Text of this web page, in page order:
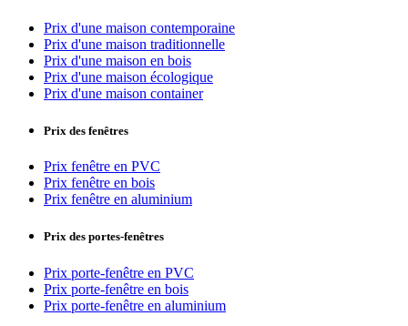
Prix d'une maison contemporaine
Prix d'une maison traditionnelle
Prix d'une maison en bois
Prix d'une maison écologique
Prix d'une maison container
Prix des fenêtres
Prix fenêtre en PVC
Prix fenêtre en bois
Prix fenêtre en aluminium
Prix des portes-fenêtres
Prix porte-fenêtre en PVC
Prix porte-fenêtre en bois
Prix porte-fenêtre en aluminium